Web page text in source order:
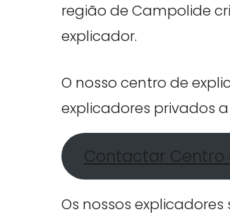
região de Campolide
explicador.
O nosso centro de
explicadores privados
Contactar Centro
Os nossos